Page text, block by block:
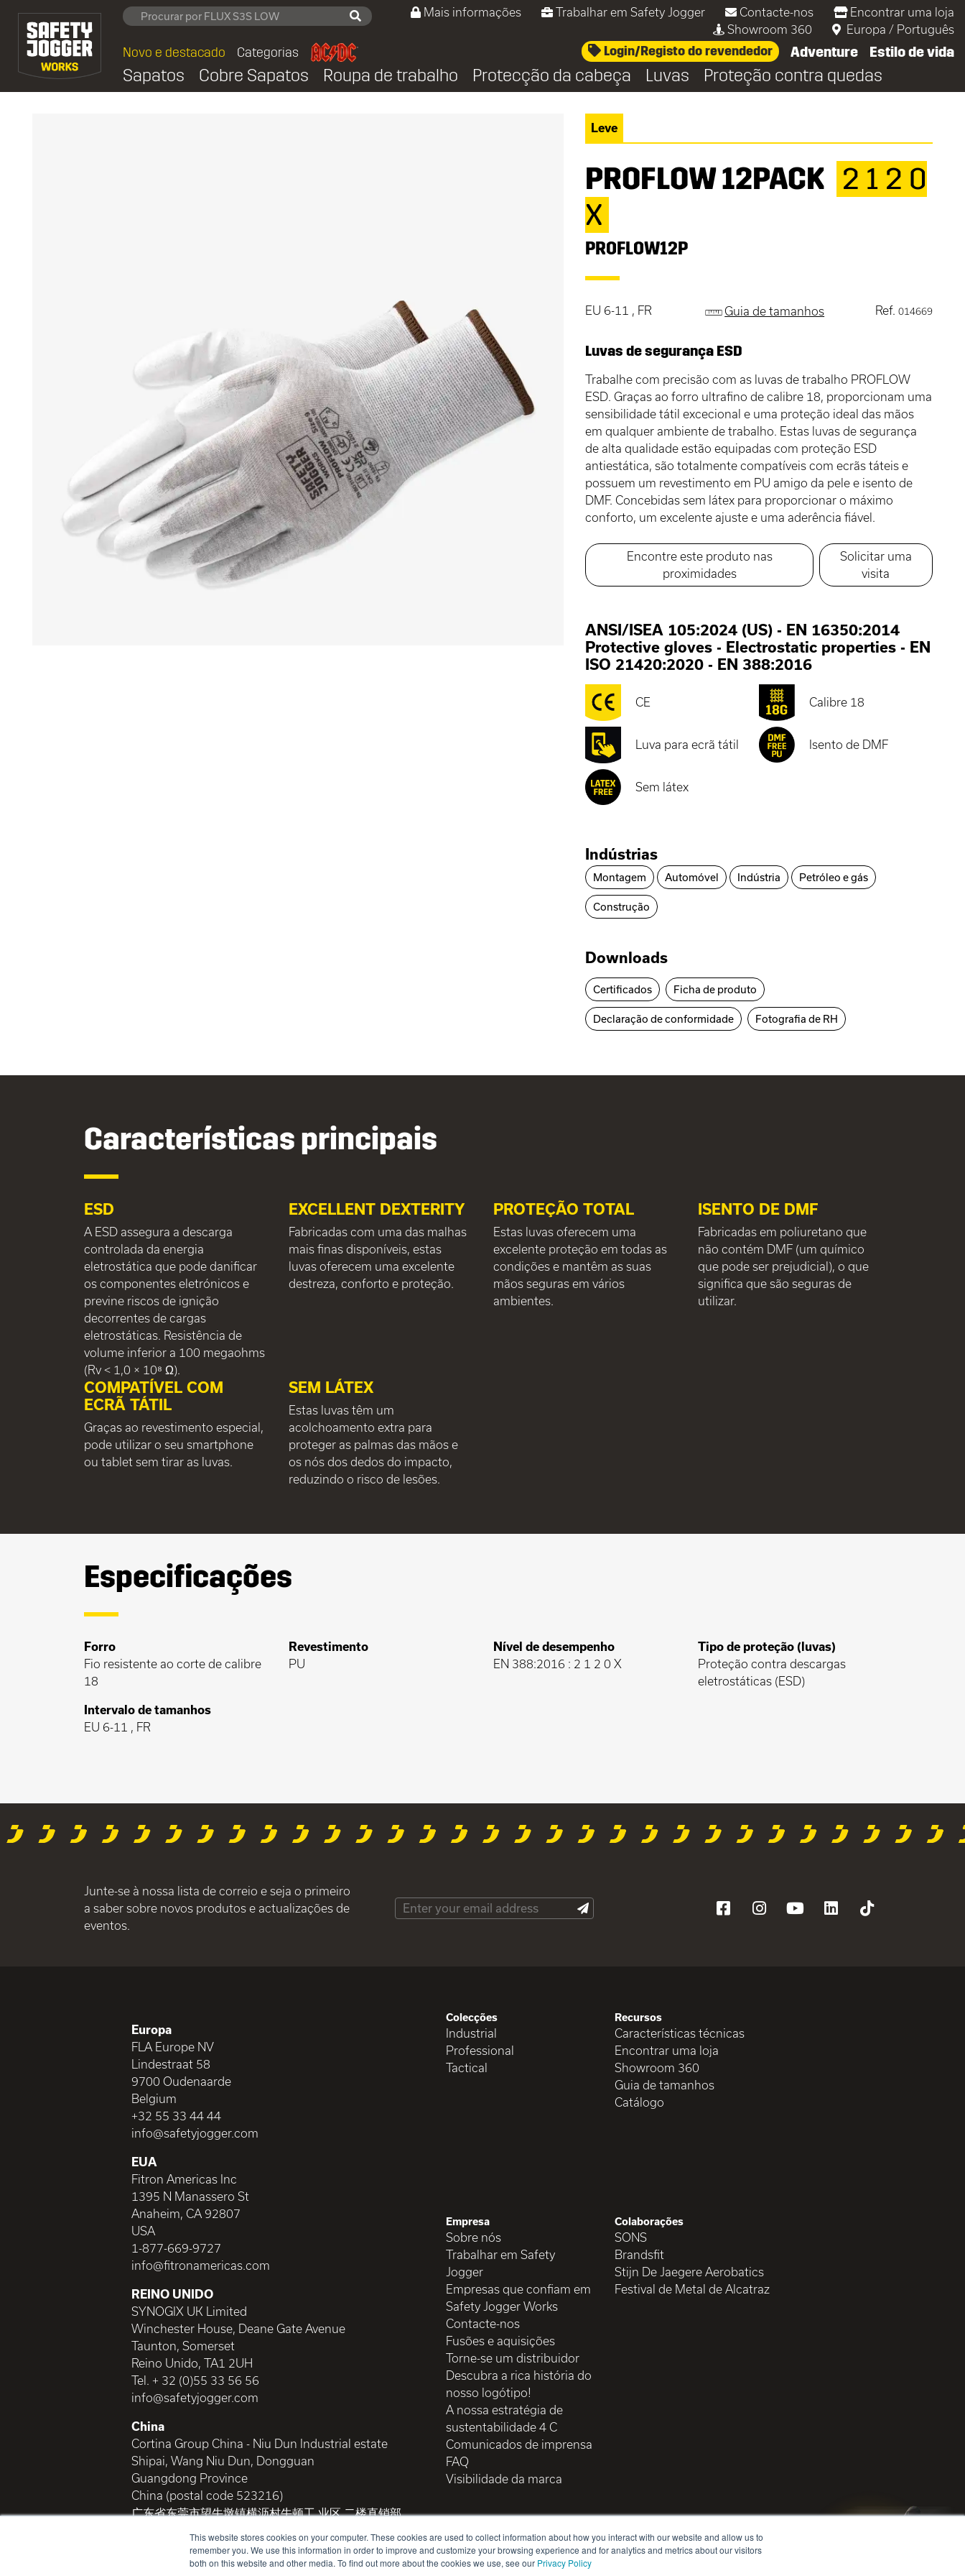
This website stores cookies on your computer. These cookies are used to collect information about how you interact with our website and allow us to
remember you. We use this information in order to improve and customize your browsing experience and for analytics and metrics about our visitors
both on this website and other media. To find out more about the cookies we use, see our Privacy Policy
Mais informações Trabalhar em Safety Jogger Contacte-nos
Encontrar uma loja
Showroom 360
Europa / Português
Novo e destacado Categorias Login/Registo do revendedor Adventure Estilo de vida
Sapatos Cobre Sapatos Roupa de trabalho Protecção da cabeça Luvas Proteção contra quedas
Leve
PROFLOW 12PACK 2 1 2 0
X
PROFLOW12P
EU 6-11 , FR Guia de tamanhos Ref. 014669
Luvas de segurança ESD
Trabalhe com precisão com as luvas de trabalho PROFLOW
ESD. Graças ao forro ultrafino de calibre 18, proporcionam uma
sensibilidade tátil excecional e uma proteção ideal das mãos
em qualquer ambiente de trabalho. Estas luvas de segurança
de alta qualidade estão equipadas com proteção ESD
antiestática, são totalmente compatíveis com ecrãs táteis e
possuem um revestimento em PU amigo da pele e isento de
DMF. Concebidas sem látex para proporcionar o máximo
conforto, um excelente ajuste e uma aderência fiável.
Encontre este produto nas
proximidades
Solicitar uma
visita
ANSI/ISEA 105:2024 (US) - EN 16350:2014
Protective gloves - Electrostatic properties - EN
ISO 21420:2020 - EN 388:2016
CE Calibre 18
Luva para ecrã tátil Isento de DMF
Sem látex
Indústrias
Montagem Automóvel Indústria Petróleo e gás
Construção
Downloads
Certificados Ficha de produto
Declaração de conformidade Fotografia de RH
Características principais
ESD
A ESD assegura a descarga
controlada da energia
eletrostática que pode danificar
os componentes eletrónicos e
previne riscos de ignição
decorrentes de cargas
eletrostáticas. Resistência de
volume inferior a 100 megaohms
(Rv < 1,0 × 10⁸ Ω).
EXCELLENT DEXTERITY
Fabricadas com uma das malhas
mais finas disponíveis, estas
luvas oferecem uma excelente
destreza, conforto e proteção.
PROTEÇÃO TOTAL
Estas luvas oferecem uma
excelente proteção em todas as
condições e mantêm as suas
mãos seguras em vários
ambientes.
ISENTO DE DMF
Fabricadas em poliuretano que
não contém DMF (um químico
que pode ser prejudicial), o que
significa que são seguras de
utilizar.
COMPATÍVEL COM
ECRÃ TÁTIL
Graças ao revestimento especial,
pode utilizar o seu smartphone
ou tablet sem tirar as luvas.
SEM LÁTEX
Estas luvas têm um
acolchoamento extra para
proteger as palmas das mãos e
os nós dos dedos do impacto,
reduzindo o risco de lesões.
Especificações
Forro
Fio resistente ao corte de calibre
18
Revestimento
PU
Nível de desempenho
EN 388:2016 : 2 1 2 0 X
Tipo de proteção (luvas)
Proteção contra descargas
eletrostáticas (ESD)
Intervalo de tamanhos
EU 6-11 , FR
Junte-se à nossa lista de correio e seja o primeiro
a saber sobre novos produtos e actualizações de
eventos.
Europa
FLA Europe NV
Lindestraat 58
9700 Oudenaarde
Belgium
+32 55 33 44 44
info@safetyjogger.com
EUA
Fitron Americas Inc
1395 N Manassero St
Anaheim, CA 92807
USA
1-877-669-9727
info@fitronamericas.com
REINO UNIDO
SYNOGIX UK Limited
Winchester House, Deane Gate Avenue
Taunton, Somerset
Reino Unido, TA1 2UH
Tel. + 32 (0)55 33 56 56
info@safetyjogger.com
China
Cortina Group China - Niu Dun Industrial estate
Shipai, Wang Niu Dun, Dongguan
Guangdong Province
China (postal code 523216)
广东省东莞市望牛墩镇横沥村牛顿工 业区 二楼直销部
+86 769 3901 8500
+86 769 3901 8502
Colecções
Industrial
Professional
Tactical
Recursos
Características técnicas
Encontrar uma loja
Showroom 360
Guia de tamanhos
Catálogo
Empresa
Sobre nós
Trabalhar em Safety
Jogger
Empresas que confiam em
Safety Jogger Works
Contacte-nos
Fusões e aquisições
Torne-se um distribuidor
Descubra a rica história do
nosso logótipo!
A nossa estratégia de
sustentabilidade 4 C
Comunicados de imprensa
FAQ
Visibilidade da marca
Colaborações
SONS
Brandsfit
Stijn De Jaegere Aerobatics
Festival de Metal de Alcatraz